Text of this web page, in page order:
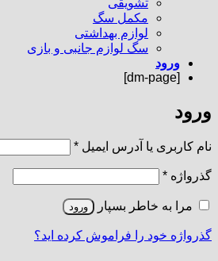
مکمل سگ
لوازم بهداشتی
سگ لوازم جانبی و بازی
ورود
[dm-page]
ورود
نام کاربری یا آدرس ایمیل *الزامی
گذرواژه *الزامی
مرا به خاطر بسپار ورود
گذرواژه خود را فراموش کرده اید؟